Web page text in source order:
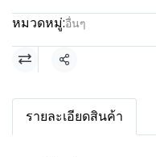
หมวดหมู่:อื่นๆ
แชร์
รายละเอียดสินค้า